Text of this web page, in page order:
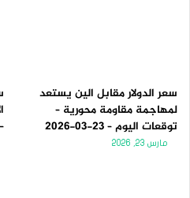
سعر الدولار مقابل الين يستعد
لمهاجمة مقاومة محورية –
توقعات اليوم – 23-03-2026
مارس 23, 2026
– 15-09-2025